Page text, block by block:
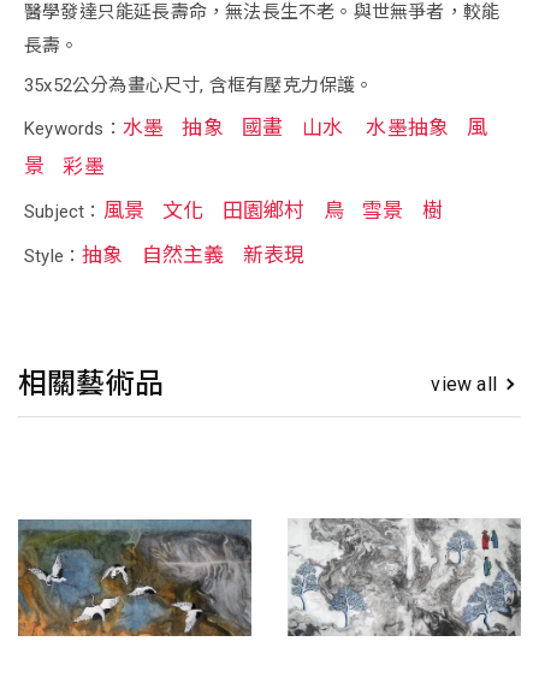
醫學發達只能延長壽命，無法長生不老。與世無爭者，較能
長壽。
35x52公分為畫心尺寸, 含框有壓克力保護。
Keywords： 水墨 抽象 國畫 山水 水墨抽象
風
景
彩墨
Subject： 風景 文化 田園鄉村 鳥 雪景 樹
Style：抽象 自然主義 新表現
相關藝術品 view all